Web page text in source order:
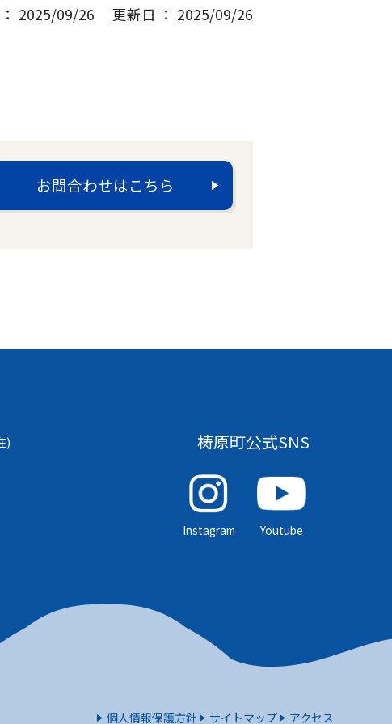
2025/09/26 更新日 ： 2025/09/26
お問合わせはこちら
) 梼原町公式SNS
Instagram Youtube
個人情報保護方針 サイトマップ アクセス